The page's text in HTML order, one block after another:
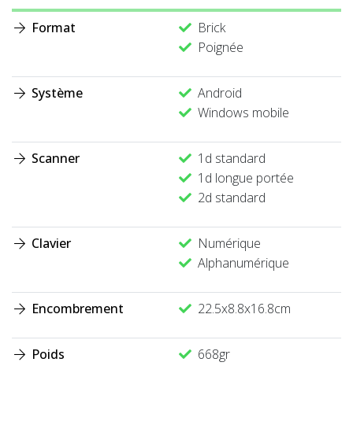
Format
Brick
Poignée
Système
Android
Windows mobile
Scanner
1d standard
1d longue portée
2d standard
Clavier
Numérique
Alphanumérique
Encombrement 22.5x8.8x16.8cm
Poids 668gr